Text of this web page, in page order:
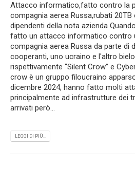
Attacco informatico,fatto contro la
compagnia aerea Russa,rubati 20TB
dipendenti della nota azienda
fatto un attacco informatico contro
compagnia aerea Russa da parte di
cooperanti, uno ucraino e l'altro
rispettivamente “Silent Crow” e
crow è un gruppo filoucraino
dicembre 2024, hanno fatto molti
principalmente ad infrastrutture dei
arrivati però...
LEGGI DI PIÙ...